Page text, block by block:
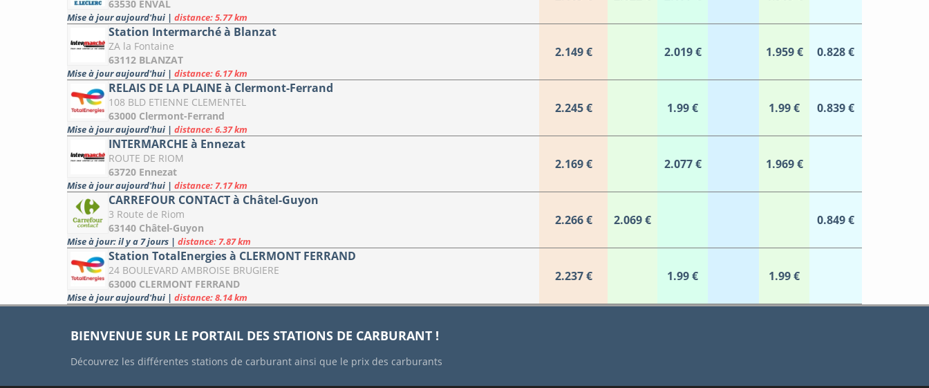
63530 ENVAL
Mise à jour aujourd'hui | distance: 5.77 km
Station Intermarché à Blanzat
ZA la Fontaine
63112 BLANZAT
Mise à jour aujourd'hui | distance: 6.17 km
2.149 € 2.019 € 1.959 € 0.828 €
RELAIS DE LA PLAINE à Clermont-Ferrand
108 BLD ETIENNE CLEMENTEL
63000 Clermont-Ferrand
Mise à jour aujourd'hui | distance: 6.37 km
2.245 € 1.99 € 1.99 € 0.839 €
INTERMARCHE à Ennezat
ROUTE DE RIOM
63720 Ennezat
Mise à jour aujourd'hui | distance: 7.17 km
2.169 € 2.077 € 1.969 €
CARREFOUR CONTACT à Châtel-Guyon
3 Route de Riom
63140 Châtel-Guyon
Mise à jour: il y a 7 jours | distance: 7.87 km
2.266 € 2.069 € 0.849 €
Station TotalEnergies à CLERMONT FERRAND
24 BOULEVARD AMBROISE BRUGIERE
63000 CLERMONT FERRAND
Mise à jour aujourd'hui | distance: 8.14 km
2.237 € 1.99 € 1.99 €
BIENVENUE SUR LE PORTAIL DES STATIONS DE CARBURANT !
Découvrez les différentes stations de carburant ainsi que le prix des carburants